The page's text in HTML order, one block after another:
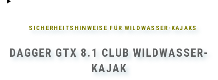
SICHERHEITSHINWEISE FÜR WILDWASSER-KAJAKS
DAGGER GTX 8.1 CLUB WILDWASSER-
KAJAK